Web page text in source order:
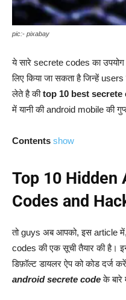
pic:- pixabay
ये सारे secrete codes का
लिए किया जा सकता है जिन्हें
लेते है कीtop 10 best
में यानी की android mobile की
Contents show
Top 10 Hidden
Codes and
तो guys अब आपको, इस article
codes की एक सूची तैयार की है।
डिफ़ॉल्ट डायलर ऐप को कोड दर्ज
android secrete codeके बारे